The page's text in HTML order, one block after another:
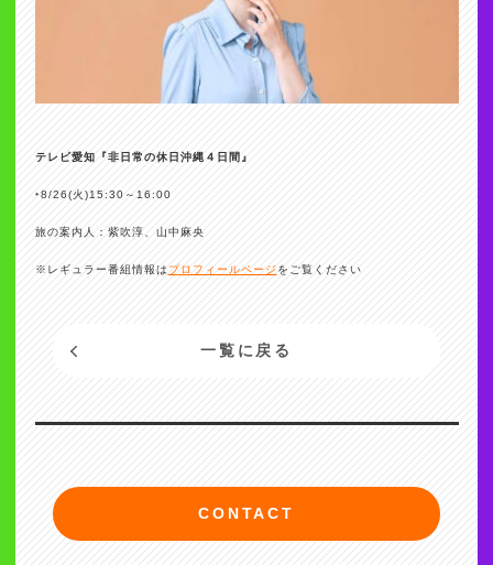
テレビ愛知『非日常の休日沖縄４日間』
‣8/26(火)15:30～16:00
旅の案内人：紫吹淳、山中麻央
※レギュラー番組情報は プロフィールページ をご覧ください
一覧に戻る
CONTACT